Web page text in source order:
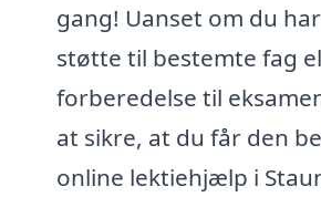
gang! Uanset om du
støtte til bestemte fag
forberedelse til
at sikre, at du får den
online lektiehjælp i